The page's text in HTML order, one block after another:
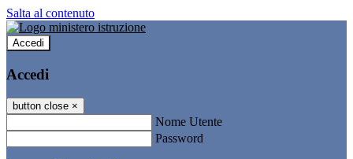
Salta al contenuto
Accedi
Accedi
button close ×
Nome Utente
Password